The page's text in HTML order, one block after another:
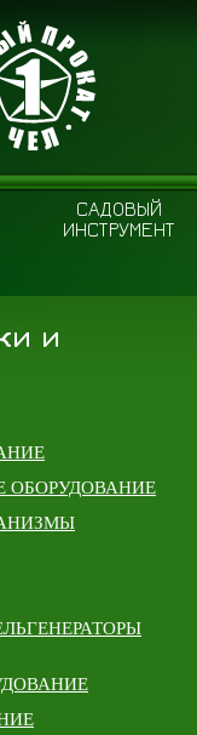
САДОВЫЙ
ИНСТРУМЕНТ
и
ОБОРУДОВАНИЕ